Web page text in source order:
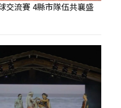
交流賽 4縣市隊伍共襄盛